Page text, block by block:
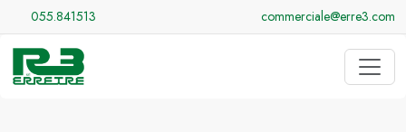
055.841513 commerciale@erre3.com